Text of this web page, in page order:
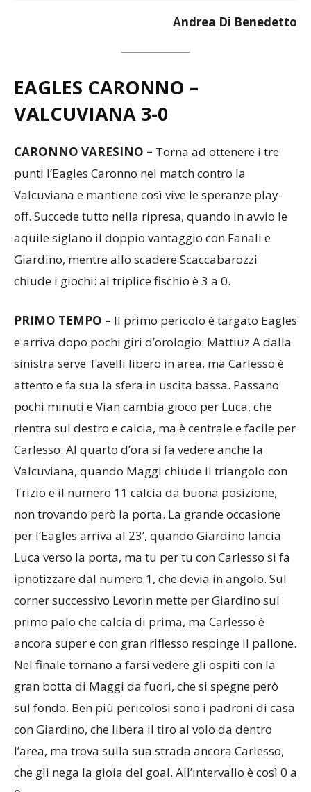
Andrea Di Benedetto
EAGLES CARONNO –
VALCUVIANA 3-0
CARONNO VARESINO – Torna ad ottenere i tre
punti l’Eagles Caronno nel match contro la
Valcuviana e mantiene così vive le speranze play-
off. Succede tutto nella ripresa, quando in avvio le
aquile siglano il doppio vantaggio con Fanali e
Giardino, mentre allo scadere Scaccabarozzi
chiude i giochi: al triplice fischio è 3 a 0.
PRIMO TEMPO – Il primo pericolo è targato Eagles
e arriva dopo pochi giri d’orologio: Mattiuz A dalla
sinistra serve Tavelli libero in area, ma Carlesso è
attento e fa sua la sfera in uscita bassa. Passano
pochi minuti e Vian cambia gioco per Luca, che
rientra sul destro e calcia, ma è centrale e facile per
Carlesso. Al quarto d’ora si fa vedere anche la
Valcuviana, quando Maggi chiude il triangolo con
Trizio e il numero 11 calcia da buona posizione,
non trovando però la porta. La grande occasione
per l’Eagles arriva al 23’, quando Giardino lancia
Luca verso la porta, ma tu per tu con Carlesso si fa
ipnotizzare dal numero 1, che devia in angolo. Sul
corner successivo Levorin mette per Giardino sul
primo palo che calcia di prima, ma Carlesso è
ancora super e con gran riflesso respinge il pallone.
Nel finale tornano a farsi vedere gli ospiti con la
gran botta di Maggi da fuori, che si spegne però
sul fondo. Ben più pericolosi sono i padroni di casa
con Giardino, che libera il tiro al volo da dentro
l’area, ma trova sulla sua strada ancora Carlesso,
che gli nega la gioia del goal. All’intervallo è così 0 a